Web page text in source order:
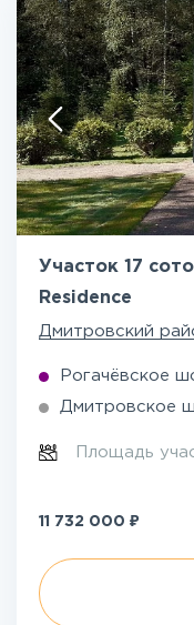
Участок 17
Residence
Дмитровский
Рогачёвское
Дмитровское
Площадь
11 732 000 ₽